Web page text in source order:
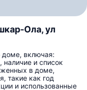
Ола, ул
включая:
наличие и список
в доме,
такие как год
и использованные